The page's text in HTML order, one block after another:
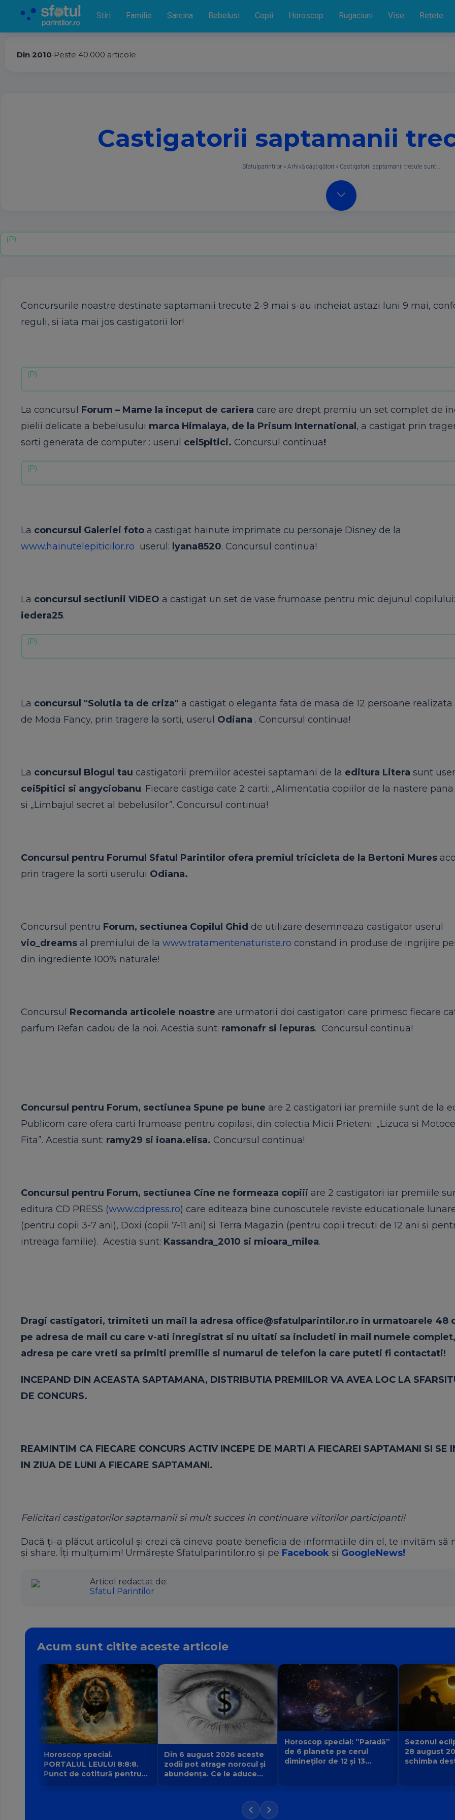
Stiri Familie Sarcina Bebelusi Copii Horoscop Rugaciuni Vise Rețete
Din 2010•Peste 40.000 articole
Castigatorii saptamanii
Sfatulparintilor » Arhivă câștigători » Castigatorii saptamanii trecute sunt…
Concursurile noastre destinate saptamanii trecute 2-9 mai s-au incheiat astazi luni 9 mai,
reguli, si iata mai jos castigatorii lor!
La concursul Forum – Mame la inceput de cariera care are drept premiu un set complet de
pielii delicate a bebelusului marca Himalaya, de la Prisum International , a castigat prin
sorti generata de computer : userul cei5pitici. Concursul continua!
La concursul Galeriei foto a castigat hainute imprimate cu personaje Disney de la
www.hainutelepiticilor.ro userul: lyana8520. Concursul continua!
La concursul sectiunii VIDEO a castigat un set de vase frumoase pentru mic dejunul copilului:
iedera25.
La concursul "Solutia ta de criza" a castigat o eleganta fata de masa de 12 persoane realizata
de Moda Fancy, prin tragere la sorti, userul Odiana . Concursul continua!
La concursul Blogul tau castigatorii premiilor acestei saptamani de la editura Litera sunt
cei5pitici si angyciobanu. Fiecare castiga cate 2 carti: „Alimentatia copiilor de la nastere pana
si „Limbajul secret al bebelusilor”. Concursul continua!
Concursul pentru Forumul Sfatul Parintilor ofera premiul tricicleta de la Bertoni Mures
prin tragere la sorti userului Odiana.
Concursul pentru Forum, sectiunea Copilul Ghid de utilizare desemneaza castigator userul
vio_dreams al premiului de la www.tratamentenaturiste.ro constand in produse de ingrijire
din ingrediente 100% naturale!
Concursul Recomanda articolele noastre are urmatorii doi castigatori care primesc fiecare
parfum Refan cadou de la noi. Acestia sunt: ramonafr si iepuras. Concursul continua!
Concursul pentru Forum, sectiunea Spune pe bune are 2 castigatori iar premiile sunt de la
Publicom care ofera carti frumoase pentru copilasi, din colectia Micii Prieteni: „Lizuca si
Fita”. Acestia sunt: ramy29 si ioana.elisa. Concursul continua!
Concursul pentru Forum, sectiunea Cine ne formeaza copiii are 2 castigatori iar premiile
editura CD PRESS (www.cdpress.ro) care editeaza bine cunoscutele reviste educationale
(pentru copii 3-7 ani), Doxi (copii 7-11 ani) si Terra Magazin (pentru copii trecuti de 12 ani si
intreaga familie). Acestia sunt: Kassandra_2010 si mioara_milea.
Dragi castigatori, trimiteti un mail la adresa office@sfatulparintilor.ro in urmatoarele 48
pe adresa de mail cu care v-ati inregistrat si nu uitati sa includeti in mail numele complet,
adresa pe care vreti sa primiti premiile si numarul de telefon la care puteti fi contactati!
INCEPAND DIN ACEASTA SAPTAMANA, DISTRIBUTIA PREMIILOR VA AVEA LOC LA
DE CONCURS.
REAMINTIM CA FIECARE CONCURS ACTIV INCEPE DE MARTI A FIECAREI SAPTAMANI SI SE
IN ZIUA DE LUNI A FIECARE SAPTAMANI.
Felicitari castigatorilorsaptamanii simult succes in continuare viitorilor participanti!
Dacă ți-a plăcut articolul și crezi că cineva poate beneficia de informatiile din el, te invităm să
și share. Îți mulțumim! Urmărește Sfatulparintilor.ro și pe Facebook și GoogleNews!
Articol redactat de:
Sfatul Parintilor
Acum sunt citite aceste articole
Horoscop special.
PORTALUL LEULUI 8:8:8.
Punct de cotitură pentru
Din 6 august 2026 aceste
zodii pot atrage norocul și
abundența. Ce le aduce
Horoscop special: ”Paradă”
de 6 planete pe cerul
dimineților de 12 și 13
Sezonul
28 august
schimba